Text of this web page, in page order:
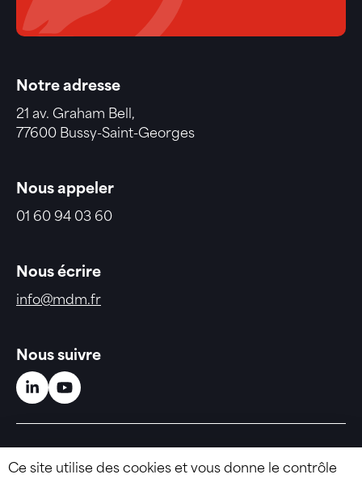
Notre adresse
21 av. Graham Bell,
77600 Bussy-Saint-Georges
Nous appeler
01 60 94 03 60
Nous écrire
info@mdm.fr
Nous suivre
Linkedin (nouvelle fenêtre)
Youtube (nouvelle fenêtre)
Mentions légalesGestion des cookies
Ce site utilise des cookies et vous donne le contrôle